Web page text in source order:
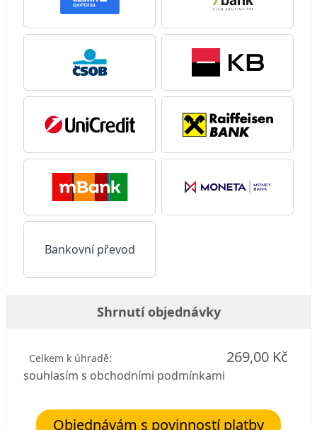
Bankovní převod
Shrnutí objednávky
Celkem k úhradě: 269,00 Kč
souhlasím s obchodními podmínkami
Objednávám s povinností platby